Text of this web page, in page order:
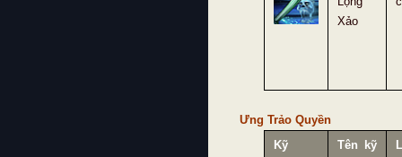
Xảo
Ưng Trảo Quyền
Kỹ
Tên kỹ